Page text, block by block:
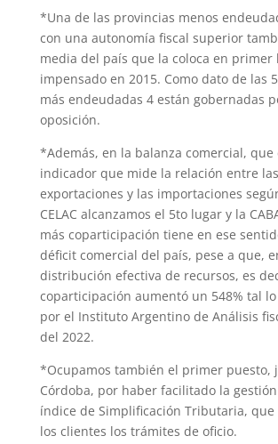
*Una de las provincias menos
con una autonomía fiscal superior
media del país que la coloca en primer
impensado en 2015. Como dato de las
más endeudadas 4 están gobernadas
oposición.
*Además, en la balanza comercial, que
indicador que mide la relación entre las
exportaciones y las importaciones
CELAC alcanzamos el 5to lugar y la
más coparticipación tiene en ese
déficit comercial del país, pese a que,
distribución efectiva de recursos, es
coparticipación aumentó un 548% tal
por el Instituto Argentino de Análisis
del 2022.
*Ocupamos también el primer puesto,
Córdoba, por haber facilitado la
índice de Simplificación Tributaria, que
los clientes los trámites de oficio.